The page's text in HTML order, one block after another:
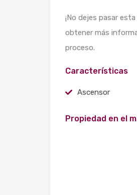
¡No dejes pasar
obtener más
proceso.
Características
Ascensor
Propiedad en el